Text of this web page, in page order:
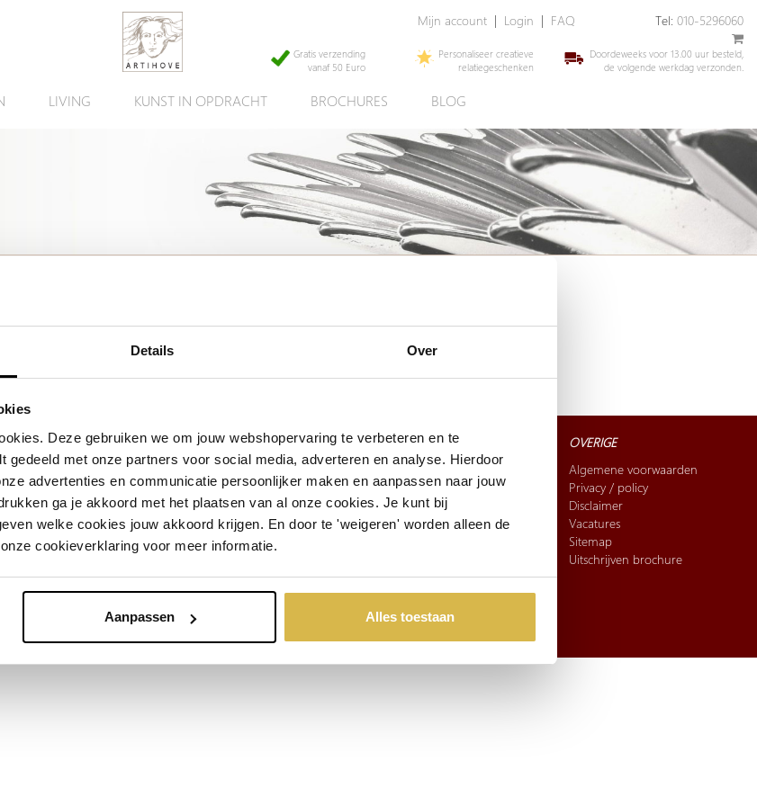
Details Over
Deze gebruiken we om jouw webshopervaring te verbeteren en te
gedeeld met onze partners voor social media, adverteren en analyse. Hierdoor
advertenties en communicatie persoonlijker maken en aanpassen naar jouw
ga je akkoord met het plaatsen van al onze cookies. Je kunt bij
welke cookies jouw akkoord krijgen. En door te 'weigeren' worden alleen de
cookieverklaring voor meer informatie.
Aanpassen Alles toestaan
Mijn account Login FAQ Tel: 010-5296060
Gratis verzending
vanaf 50 Euro
Personaliseer creatieve
relatiegeschenken
Doordeweeks voor 13.00 uur besteld,
de volgende werkdag verzonden.
LIVING KUNST IN OPDRACHT BROCHURES BLOG
wij u helpen met een ander, vergelijkbaar artikel.
OVER ARTIHOVE
Over ons
Corry Ammerlaan
Openingstijden
Geschiedenis
Productieproces
CONTACT
Bel: 010-5296060
Mail: sales@artihove.nl
Kunst in Opdracht
Adres: Hoeksekade 162,
FAQ
Verzending en betaling
Retourneren & ruilen
OVERIGE
Algemene voorwaarden
Privacy / policy
Disclaimer
Vacatures
Sitemap
Uitschrijven brochure